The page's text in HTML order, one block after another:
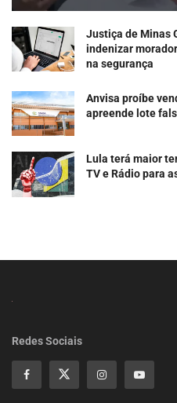
Justiça de Minas
indenizar
na segurança
Anvisa proíbe
apreende lote
Lula terá maior
TV e Rádio para
Redes Sociais